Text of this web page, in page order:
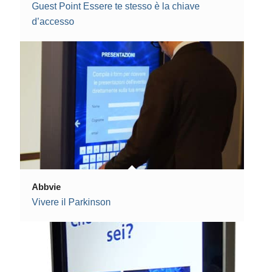
Guest Point Essere te stesso è la chiave
d’accesso
Abbvie
Vivere il Parkinson